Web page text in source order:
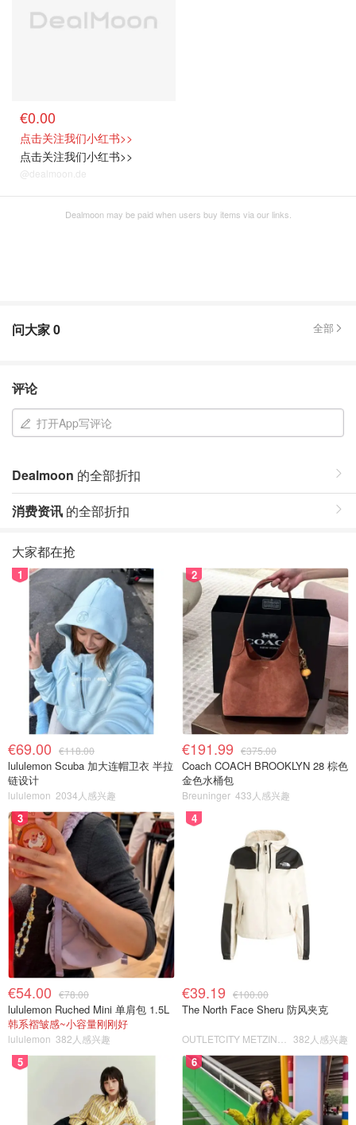
€0.00
点击关注我们小红书>>
点击关注我们小红书>>
@dealmoon.de
Dealmoon may be paid when users buy items via our links.
问大家0 全部
评论
打开App写评论
Dealmoon 的全部折扣
消费资讯 的全部折扣
大家都在抢
1
€69.00 €118.00
lululemon Scuba 加大连帽卫衣 半拉
链设计
lululemon 2034人感兴趣
2
€191.99 €375.00
Coach COACH BROOKLYN 28 棕色
金色水桶包
Breuninger 433人感兴趣
3
€54.00 €78.00
lululemon Ruched Mini 单肩包 1.5L
韩系褶皱感~小容量刚刚好
lululemon 382人感兴趣
4
€39.19 €100.00
The North Face Sheru 防风夹克
382人感兴趣
5 6